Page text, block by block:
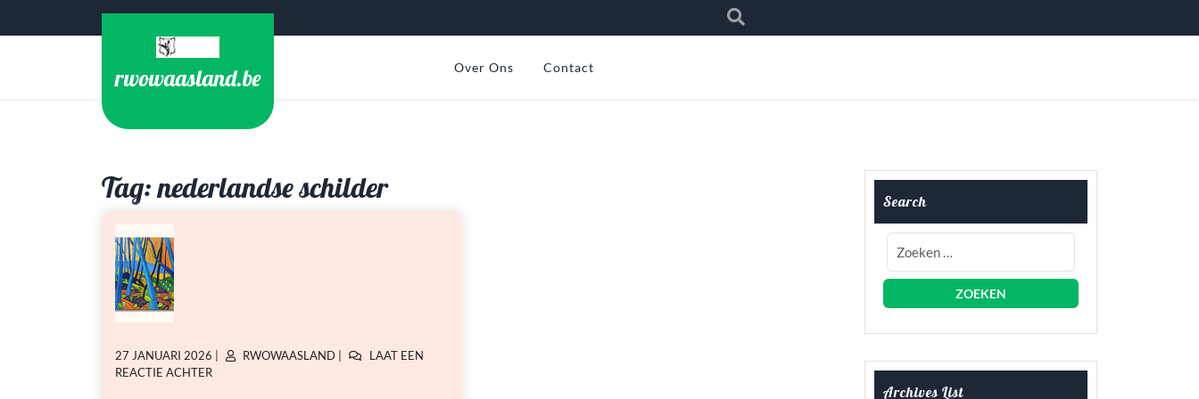
rwowaasland.be Over Ons Contact
Tag:nederlandse schilder
GEPLAATST
OP
27 JANUARI 2026
GEPLAATST
RWOWAASLAND
LAAT EEN
REACTIE ACHTEROP
Search
Archives List